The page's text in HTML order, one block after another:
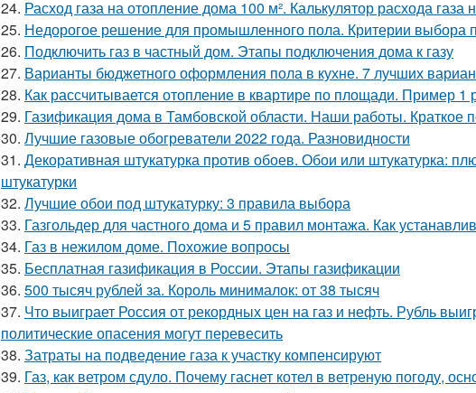
24. Расход газа на отопление дома 100 м². Калькулятор расхода газа
25. Недорогое решение для промышленного пола. Критерии выбора
26. Подключить газ в частный дом. Этапы подключения дома к газу
27. Варианты бюджетного оформления пола в кухне. 7 лучших
28. Как рассчитывается отопление в квартире по площади. Пример 1
29. Газификация дома в Тамбовской области. Наши работы. Краткое
30. Лучшие газовые обогреватели 2022 года. Разновидности
31. Декоративная штукатурка против обоев. Обои или штукатурка:
штукатурки
32. Лучшие обои под штукатурку: 3 правила выбора
33. Газгольдер для частного дома и 5 правил монтажа. Как
34. Газ в нежилом доме. Похожие вопросы
35. Бесплатная газификация в России. Этапы газификации
36. 500 тысяч рублей за. Король минималок: от 38 тысяч
37. Что выиграет Россия от рекордных цен на газ и нефть. Рубль
политические опасения могут перевесить
38. Затраты на подведение газа к участку компенсируют
39. Газ, как ветром сдуло. Почему гаснет котел в ветреную погоду,